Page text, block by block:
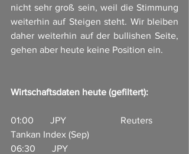
nicht sehr groß sein, weil die Stimmung
weiterhin auf Steigen steht. Wir bleiben
daher weiterhin auf der bullishen Seite,
gehen aber heute keine Position ein.
Wirtschaftsdaten heute (gefiltert):
01:00       JPY                       Reuters
Tankan Index (Sep)
06:30       JPY